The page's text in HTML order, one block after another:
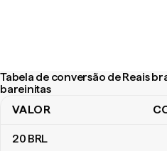
Tabela de conversão de Reais
bareinitas
Tabela de conversão de Reais
VALOR
20 BRL